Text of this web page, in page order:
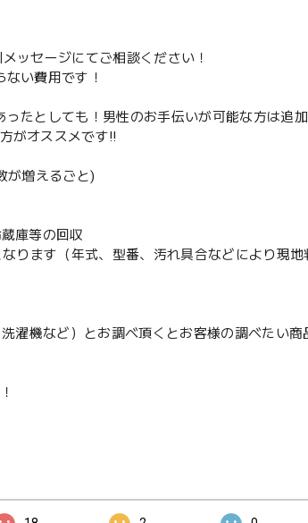
ッセージにてご相談ください！
い費用です！
ったとしても！男性のお手伝いが可能な方は追
がオススメです‼️
が増えるごと)
庫等の回収
ります（年式、型番、汚れ具合などにより現地
濯機など）とお調べ頂くとお客様の調べたい商